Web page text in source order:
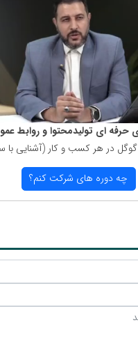
حرفه ای تولیدمحتوا و روابط
در هر كسب و كار (آشنایی با
چه دوره های شركت كنم؟